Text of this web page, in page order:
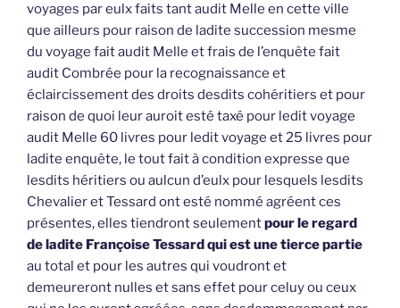
voyages par eulx faits tant audit Melle en cette ville
que ailleurs pour raison de ladite succession mesme
du voyage fait audit Melle et frais de l’enquête fait
audit Combrée pour la recognaissance et
éclaircissement des droits desdits cohéritiers et pour
raison de quoi leur auroit esté taxé pour ledit voyage
audit Melle 60 livres pour ledit voyage et 25 livres pour
ladite enquête, le tout fait à condition expresse que
lesdits héritiers ou aulcun d’eulx pour lesquels lesdits
Chevalier et Tessard ont esté nommé agréent ces
présentes, elles tiendront seulementpour le regard
de ladite Françoise Tessard qui est une tierce partie
au total et pour les autres qui voudront et
demeureront nulles et sans effet pour celuy ou ceux